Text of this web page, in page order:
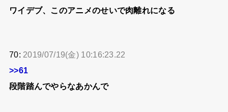
ワイデブ、このアニメのせいで肉離れになる
70: 2019/07/19(金) 10:16:23.22
>>61
段階踏んでやらなあかんで